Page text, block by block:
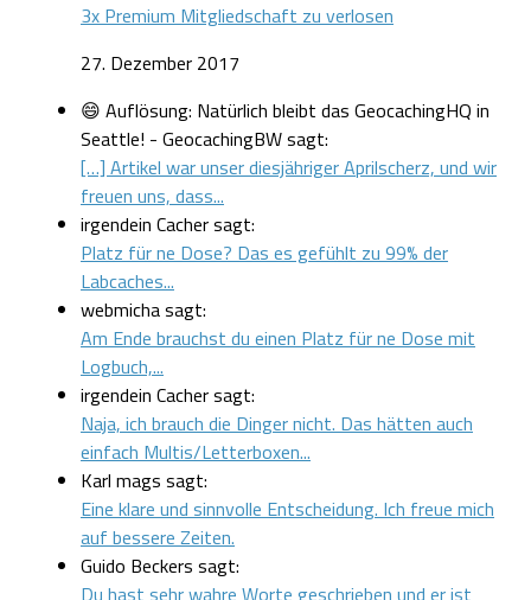
3x Premium Mitgliedschaft zu verlosen
27. Dezember 2017
😄 Auflösung: Natürlich bleibt das GeocachingHQ in
Seattle! - GeocachingBW sagt:
[…] Artikel war unser diesjähriger Aprilscherz, und wir
freuen uns, dass...
irgendein Cacher sagt:
Platz für ne Dose? Das es gefühlt zu 99% der
Labcaches...
webmicha sagt:
Am Ende brauchst du einen Platz für ne Dose mit
Logbuch,...
irgendein Cacher sagt:
Naja, ich brauch die Dinger nicht. Das hätten auch
einfach Multis/Letterboxen...
Karl mags sagt:
Eine klare und sinnvolle Entscheidung. Ich freue mich
auf bessere Zeiten.
Guido Beckers sagt: